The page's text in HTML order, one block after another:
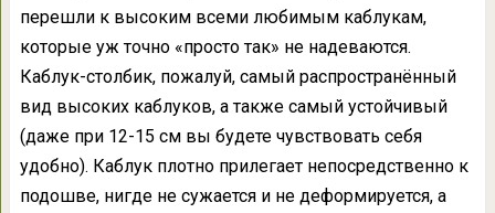
перешли к высоким всеми любимым каблукам,
которые уж точно «просто так» не надеваются.
Каблук-столбик, пожалуй, самый распространённый
вид высоких каблуков, а также самый устойчивый
(даже при 12-15 см вы будете чувствовать себя
удобно). Каблук плотно прилегает непосредственно к
подошве, нигде не сужается и не деформируется, а